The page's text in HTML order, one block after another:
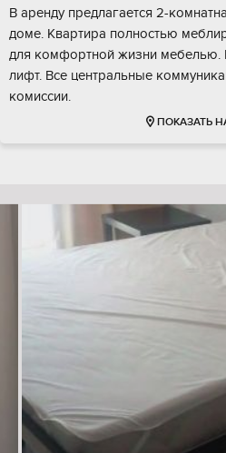
В аренду предлагается 2-
доме. Квартира полностью
для комфортной жизни мебелью.
лифт. Все центральные
комиссии.
ПОКАЗАТЬ